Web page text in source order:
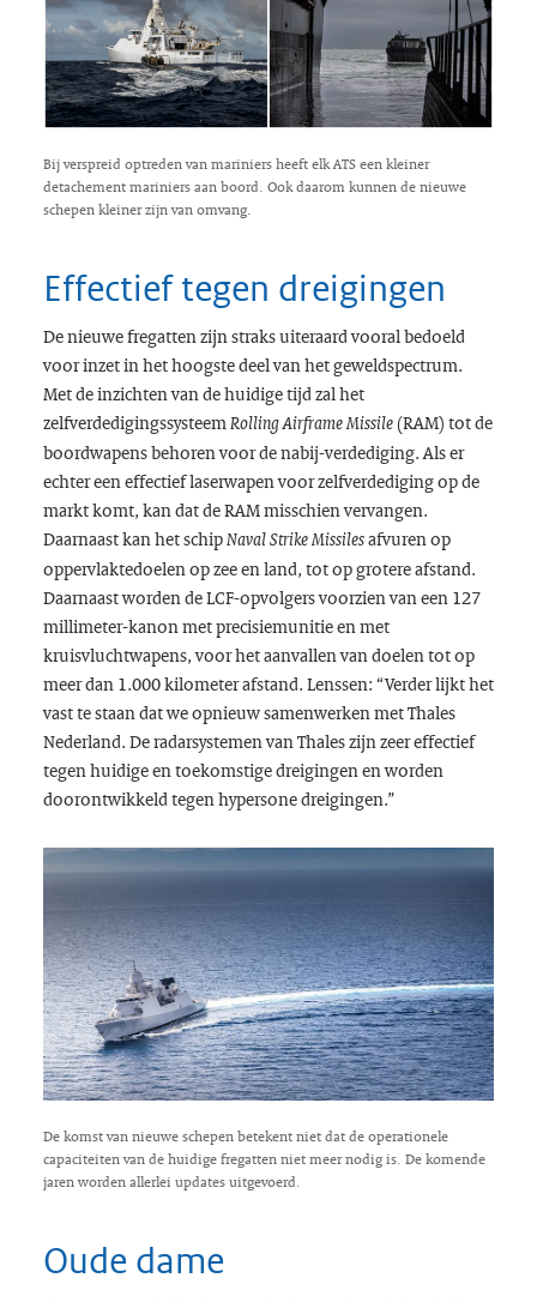
Bij verspreid optreden van mariniers heeft elk ATS een kleiner
detachement mariniers aan boord. Ook daarom kunnen de nieuwe
schepen kleiner zijn van omvang.
Effectief tegen dreigingen
De nieuwe fregatten zijn straks uiteraard vooral bedoeld
voor inzet in het hoogste deel van het geweldspectrum.
Met de inzichten van de huidige tijd zal het
zelfverdedigingssysteemRolling Airframe Missile (RAM) tot de
boordwapens behoren voor de nabij-verdediging. Als er
echter een effectief laserwapen voor zelfverdediging op de
markt komt, kan dat de RAM misschien vervangen.
Daarnaast kan het schipNaval Strike Missilesafvuren op
oppervlaktedoelen op zee en land, tot op grotere afstand.
Daarnaast worden de LCF-opvolgers voorzien van een 127
millimeter-kanon met precisiemunitie en met
kruisvluchtwapens, voor het aanvallen van doelen tot op
meer dan 1.000 kilometer afstand. Lenssen: “Verder lijkt het
vast te staan dat we opnieuw samenwerken met Thales
Nederland. De radarsystemen van Thales zijn zeer effectief
tegen huidige en toekomstige dreigingen en worden
doorontwikkeld tegen hypersone dreigingen.”
De komst van nieuwe schepen betekent niet dat de operationele
capaciteiten van de huidige fregatten niet meer nodig is. De komende
jaren worden allerlei updates uitgevoerd.
Oude dame